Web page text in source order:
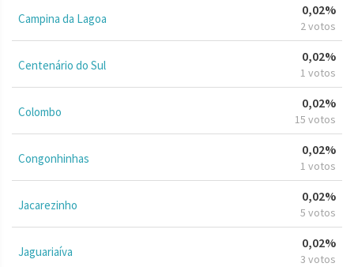
Campina da Lagoa
0,02%
2 votos
Centenário do Sul
0,02%
1 votos
Colombo
0,02%
15 votos
Congonhinhas
0,02%
1 votos
Jacarezinho
0,02%
5 votos
Jaguariaíva
0,02%
3 votos